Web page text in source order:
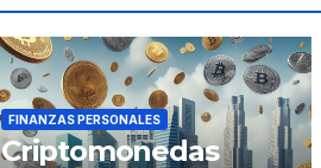
FINANZAS PERSONALES
Criptomonedas